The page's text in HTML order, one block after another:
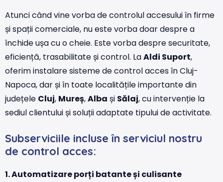
Atunci când vine vorba de controlul accesului în firme
și spații comerciale, nu este vorba doar despre a
închide ușa cu o cheie. Este vorba despre securitate,
eficiență, trasabilitate și control. LaAldi Suport,
oferim instalare sisteme de control acces în Cluj-
Napoca, dar și în toate localitățile importante din
județele Cluj, Mureș,Alba și Sălaj, cu intervenție la
sediul clientului și soluții adaptate tipului de activitate.
Subserviciile incluse în serviciul nostru
de control acces:
1. Automatizare porți batante și culisante